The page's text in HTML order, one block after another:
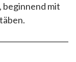
beginnend mit